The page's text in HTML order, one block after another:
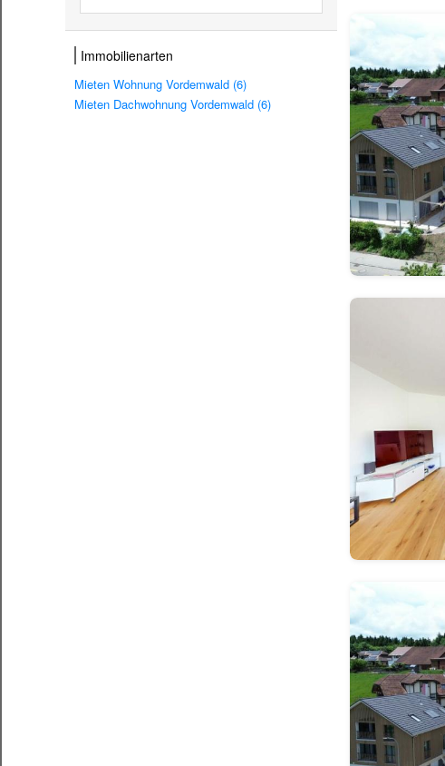
Immobilienarten
Mieten Wohnung Vordemwald (6)
Mieten Dachwohnung Vordemwald (6)